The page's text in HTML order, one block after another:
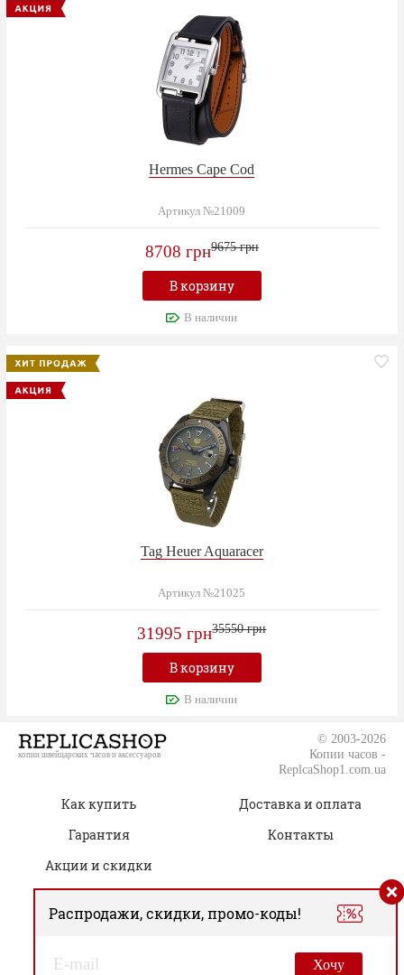
Hermes Cape Cod
Артикул №21009
8708 грн9675 грн
В корзину
В наличии
Tag Heuer Aquaracer
Артикул №21025
31995 грн35550 грн
В корзину
В наличии
копии швейцарских часов и аксессуаров
© 2003-2026
Копии часов -
ReplcaShop1.com.ua
Как купить
Доставка и оплата
Гарантия
Контакты
Акции и скидки
(050) 805-76-96
Распродажи, скидки, промо-коды!
Хочу